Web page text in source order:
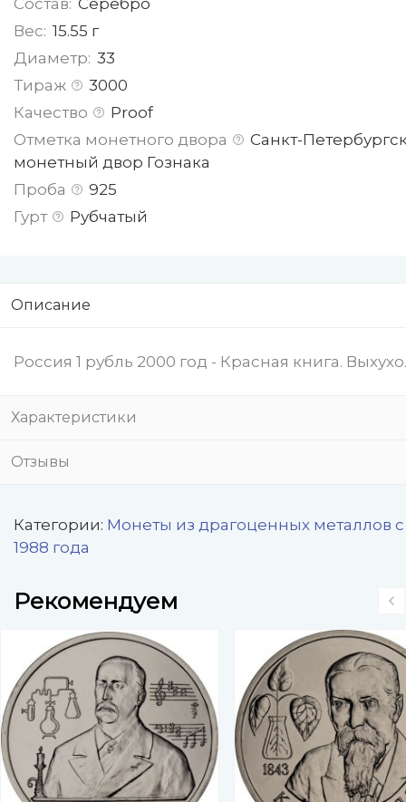
Состав: Серебро
Вес: 15.55 г
Диаметр: 33
Тираж
3000
Качество
Proof
Отметка монетного двора
Санкт-
монетный двор Гознака
Проба
925
Гурт
Рубчатый
Описание
Россия 1 рубль 2000 год - Красная книга.
Характеристики
Отзывы
Категории: Монеты из драгоценных металлов с
1988 года
Рекомендуем